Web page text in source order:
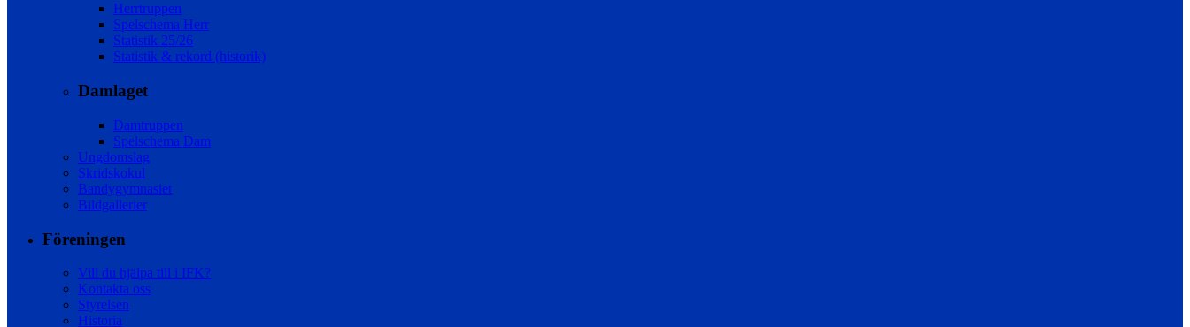
Herrtruppen
Spelschema Herr
Statistik 25/26
Statistik & rekord (historik)
Damlaget
Damtruppen
Spelschema Dam
Ungdomslag
Skridskokul
Bandygymnasiet
Bildgallerier
Föreningen
Vill du hjälpa till i IFK?
Kontakta oss
Styrelsen
Historia